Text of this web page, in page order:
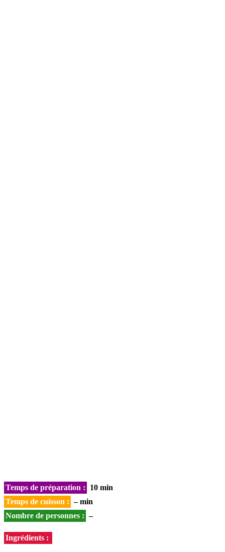
Temps de préparation :
10 min
Temps de cuisson : – min
Nombre de personnes : –
Ingrédients :